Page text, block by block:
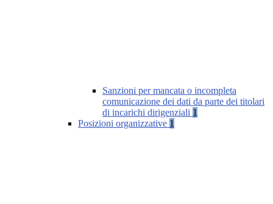
Sanzioni per mancata o incompleta
comunicazione dei dati da parte dei titolari
di incarichi dirigenziali 1
Posizioni organizzative 1